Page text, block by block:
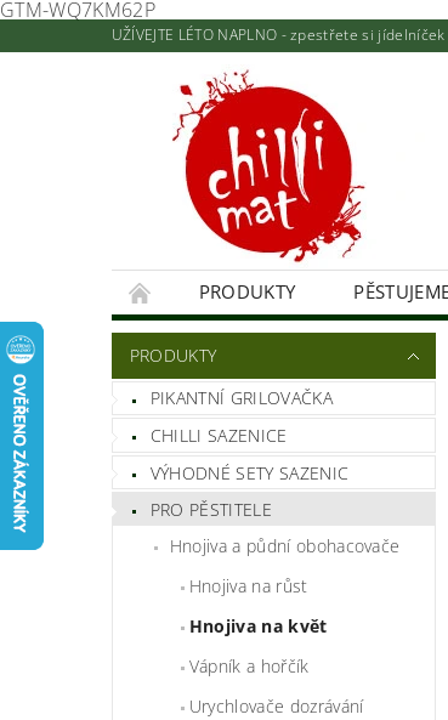
GTM-WQ7KM62P
UŽÍVEJTE LÉTO NAPLNO - zpestřete si
PRODUKTY
KONTAKTY A PRODEJNA
HODNOCENÍ OBCHODU
PRODUKTY
PIKANTNÍ GRILOVAČKA
CHILLI SAZENICE
VÝHODNÉ SETY SAZENIC
PRO PĚSTITELE
Hnojiva a půdní obohacovače
Hnojiva na růst
Hnojiva na květ
Vápník a hořčík
Urychlovače dozrávání